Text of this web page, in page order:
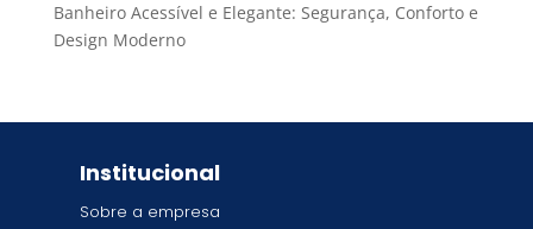
Banheiro Acessível e Elegante: Segurança, Conforto e
Design Moderno
Institucional
Sobre a empresa